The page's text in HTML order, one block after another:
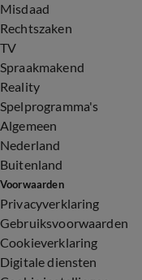
Misdaad
Rechtszaken
TV
Spraakmakend
Reality
Spelprogramma's
Algemeen
Nederland
Buitenland
Voorwaarden
Privacyverklaring
Gebruiksvoorwaarden
Cookieverklaring
Digitale diensten